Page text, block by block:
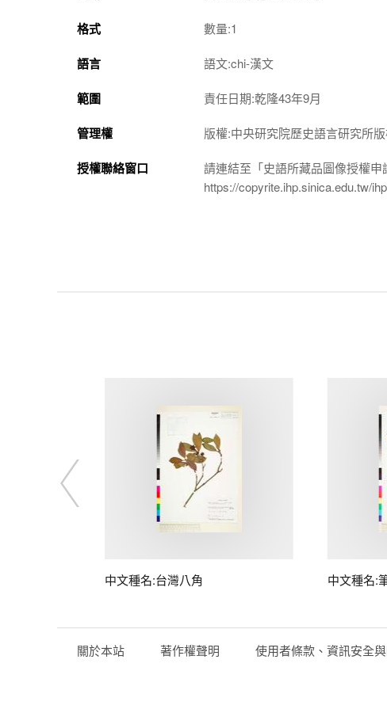
格式 數量:1
語言 語文:chi-漢文
範圍 責任日期:乾隆43年9月
管理權 版權:中央研究院歷史語言研究所
授權聯絡窗口
請連結至「史語所藏品圖像授權申
https://copyrite.ihp.sinica.edu.tw/
中文種名:台灣八角 中文種名:
關於本站 著作權聲明 使用者條款、資訊安全